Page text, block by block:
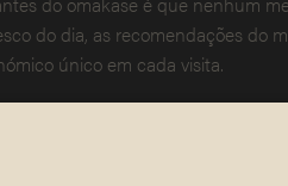
do dia, as recomendações do
único em cada visita.
e sair da tua